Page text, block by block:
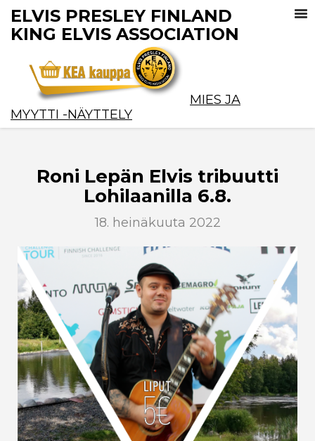
ELVIS PRESLEY FINLAND
KING ELVIS ASSOCIATION
MIES JA
MYYTTI -NÄYTTELY
Roni Lepän Elvis tribuutti
Lohilaanilla 6.8.
18. heinäkuuta 2022